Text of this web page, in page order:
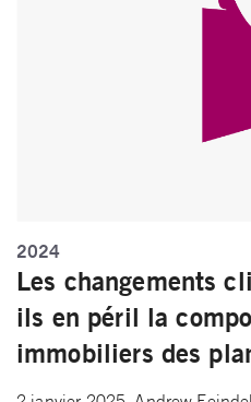
2024
Les changements
ils en péril la
immobiliers des